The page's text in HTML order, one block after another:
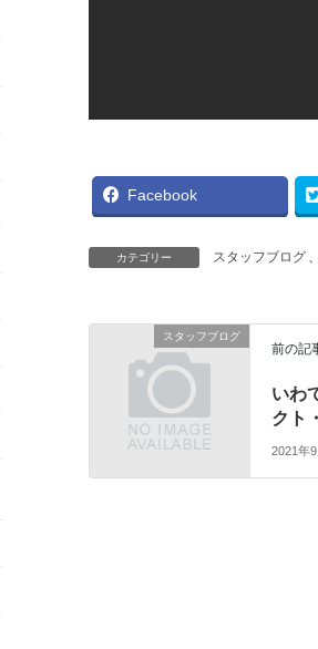
Facebook
カテゴリー スタッフブログ 、
スタッフブログ
前の記
いわ
クト
2021年